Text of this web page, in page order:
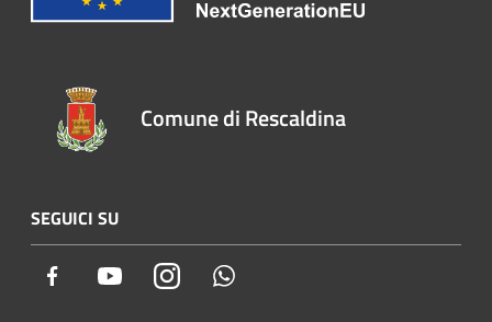
Comune di Rescaldina
SEGUICI SU
Facebook YoutubeInstagram